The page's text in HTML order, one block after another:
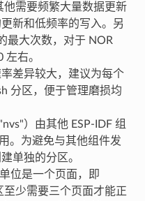
他需要频繁大量数据更新
新和低频率的写入。另
最大次数，对于 NOR
右。
差异较大，建议为每个
分区，便于管理磨损均
）由其他 ESP-IDF 组
。为避免与其他组件发
单独的分区。
位是一个页面，即
少需要三个页面才能正